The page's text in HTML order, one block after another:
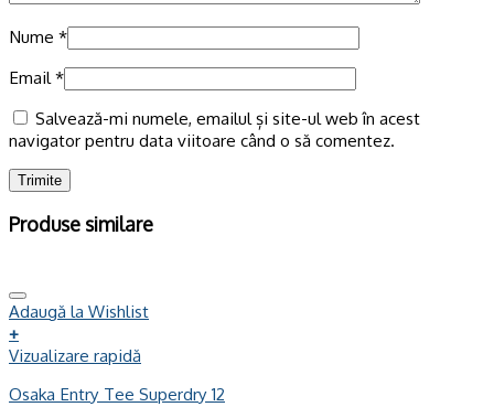
Nume *
Email*
Salvează-mi numele, emailul și site-ul web în acest
navigator pentru data viitoare când o să comentez.
Produse similare
Adaugă la Wishlist
+
Vizualizare rapidă
Osaka Entry Tee Superdry 12